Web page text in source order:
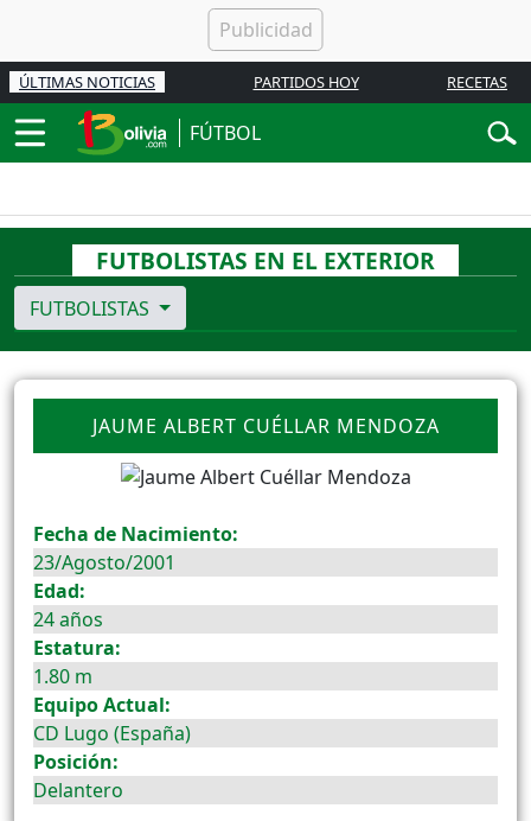
ÚLTIMAS NOTICIAS PARTIDOS HOY RECETAS
FÚTBOL
FUTBOLISTAS EN EL EXTERIOR
FUTBOLISTAS
JAUME ALBERT CUÉLLAR MENDOZA
Fecha de Nacimiento:
23/Agosto/2001
Edad:
24 años
Estatura:
1.80 m
Equipo Actual:
CD Lugo (España)
Posición:
Delantero